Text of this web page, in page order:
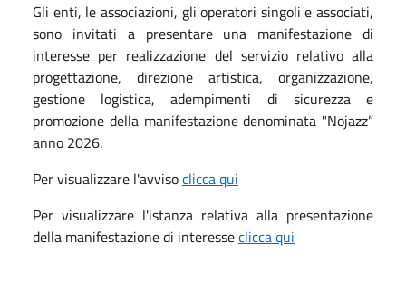
Gli enti, le associazioni, gli operatori singoli e associati,
sono invitati a presentare una manifestazione di
interesse per realizzazione del servizio relativo alla
progettazione, direzione artistica, organizzazione,
gestione logistica, adempimenti di sicurezza e
promozione della manifestazione denominata "Nojazz”
anno 2026.
Per visualizzare l'avvisoclicca qui
Per visualizzare l'istanza relativa alla presentazione
della manifestazione di interesseclicca qui